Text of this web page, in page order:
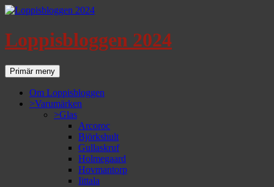
Loppisbloggen 2024
SökPrimär meny
till
innehåll
Om Loppisbloggen
>Varumärken
>Glas
Arcoroc
Björkshult
Gullaskruf
Holmegaard
Hovmantorp
Iittala